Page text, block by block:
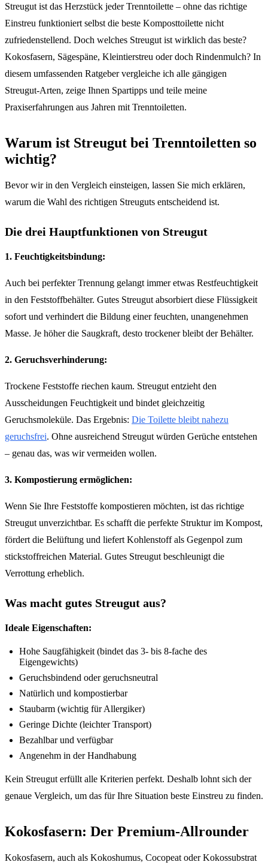
Streugut ist das Herzstück jeder Trenntoilette – ohne das richtige
Einstreu funktioniert selbst die beste Komposttoilette nicht
zufriedenstellend. Doch welches Streugut ist wirklich das beste?
Kokosfasern, Sägespäne, Kleintierstreu oder doch Rindenmulch? In
diesem umfassenden Ratgeber vergleiche ich alle gängigen
Streugut-Arten, zeige Ihnen Spartipps und teile meine
Praxiserfahrungen aus Jahren mit Trenntoiletten.
Warum ist Streugut bei Trenntoiletten so
wichtig?
Bevor wir in den Vergleich einsteigen, lassen Sie mich erklären,
warum die Wahl des richtigen Streuguts entscheidend ist.
Die drei Hauptfunktionen von Streugut
1. Feuchtigkeitsbindung:
Auch bei perfekter Trennung gelangt immer etwas Restfeuchtigkeit
in den Feststoffbehälter. Gutes Streugut absorbiert diese Flüssigkeit
sofort und verhindert die Bildung einer feuchten, unangenehmen
Masse. Je höher die Saugkraft, desto trockener bleibt der Behälter.
2. Geruchsverhinderung:
Trockene Feststoffe riechen kaum. Streugut entzieht den
Ausscheidungen Feuchtigkeit und bindet gleichzeitig
Geruchsmoleküle. Das Ergebnis: Die Toilette bleibt nahezu
geruchsfrei. Ohne ausreichend Streugut würden Gerüche entstehen
– genau das, was wir vermeiden wollen.
3. Kompostierung ermöglichen:
Wenn Sie Ihre Feststoffe kompostieren möchten, ist das richtige
Streugut unverzichtbar. Es schafft die perfekte Struktur im Kompost,
fördert die Belüftung und liefert Kohlenstoff als Gegenpol zum
stickstoffreichen Material. Gutes Streugut beschleunigt die
Verrottung erheblich.
Was macht gutes Streugut aus?
Ideale Eigenschaften:
Hohe Saugfähigkeit (bindet das 3- bis 8-fache des
Eigengewichts)
Geruchsbindend oder geruchsneutral
Natürlich und kompostierbar
Staubarm (wichtig für Allergiker)
Geringe Dichte (leichter Transport)
Bezahlbar und verfügbar
Angenehm in der Handhabung
Kein Streugut erfüllt alle Kriterien perfekt. Deshalb lohnt sich der
genaue Vergleich, um das für Ihre Situation beste Einstreu zu finden.
Kokosfasern: Der Premium-Allrounder
Kokosfasern, auch als Kokoshumus, Cocopeat oder Kokossubstrat